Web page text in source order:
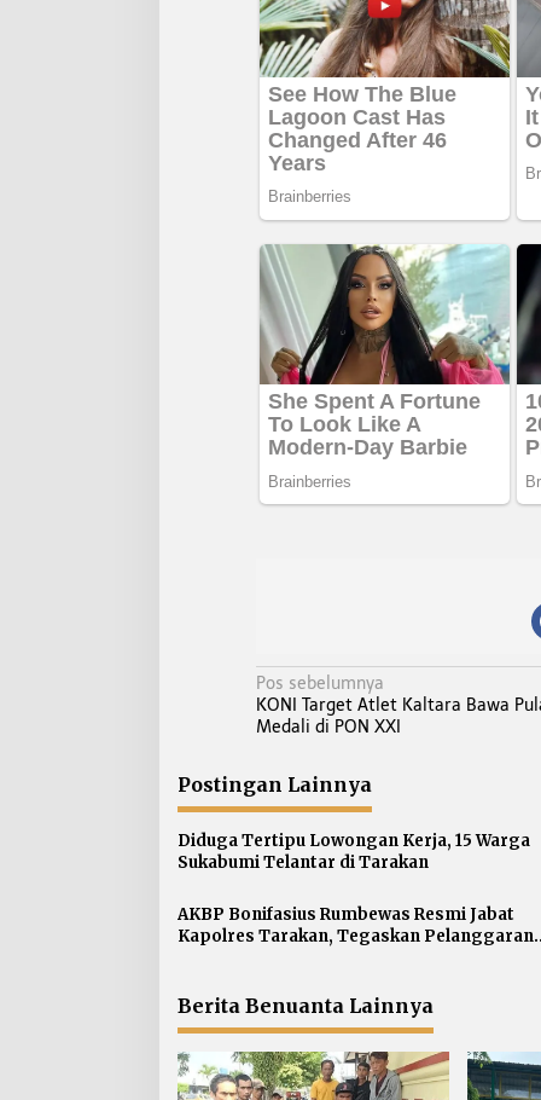
N
a
i
g
a
s
p
o
Pos sebelumnya
KONI Target Atlet Kaltara Bawa
Medali di PON XXI
Postingan Lainnya
Diduga Tertipu Lowongan Kerja, 15 Warga
Sukabumi Telantar di Tarakan
AKBP Bonifasius Rumbewas Resmi Jabat
Kapolres Tarakan, Tegaskan Pelanggaran
Berita Benuanta Lainnya